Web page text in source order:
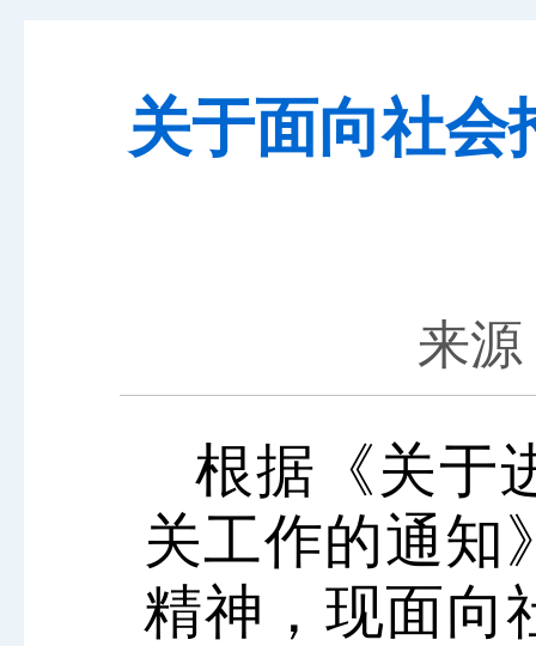
关于面向社会
来
根据《关于
关工作的通知
精神，现面向